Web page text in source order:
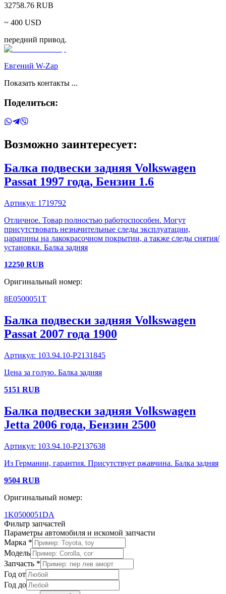
32758.76 RUB
~ 400 USD
передний привод.
Евгений W-Zap
Показать контакты ...
Поделиться:
Возможно заинтересует:
Балка подвески задняя Volkswagen
Passat 1997 года, Бензин 1.6
Артикул: 1719792
Отличное. Товар полностью работоспособен. Могут
присутствовать незначительные следы эксплуатации,
царапины на лакокрасочном покрытии, а также следы снятия/
установки. Балка задняя
12250 RUB
Оригинальный номер:
8E0500051T
Балка подвески задняя Volkswagen
Passat 2007 года 1900
Артикул: 103.94.10-P2131845
Цена за голую. Балка задняя
5151 RUB
Балка подвески задняя Volkswagen
Jetta 2006 года, Бензин 2500
Артикул: 103.94.10-P2137638
Из Германии, гарантия. Присутствует ржавчина. Балка задняя
9504 RUB
Оригинальный номер:
1K0500051DA
Фильтр запчастей
Параметры автомобиля и искомой запчасти
Марка *
Модель
Запчасть *
Год от
Год до